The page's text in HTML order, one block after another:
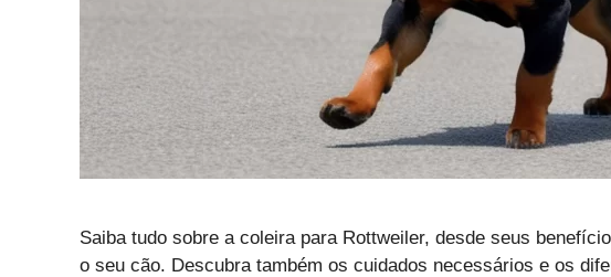
Saiba tudo sobre a coleira para Rottweiler, desde seus
o seu cão. Descubra também os cuidados necessários e os